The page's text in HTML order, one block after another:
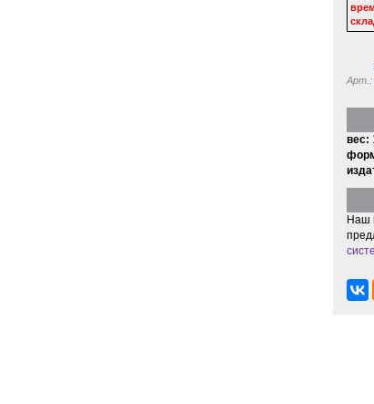
Арт.:
вес:
Наш